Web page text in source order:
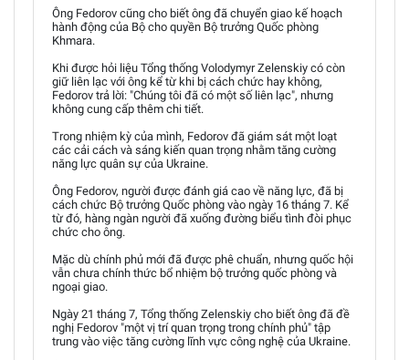
Ông Fedorov cũng cho biết ông đã chuyển giao kế hoạch
hành động của Bộ cho quyền Bộ trưởng Quốc phòng
Khmara.
Khi được hỏi liệu Tổng thống Volodymyr Zelenskiy có còn
giữ liên lạc với ông kể từ khi bị cách chức hay không,
Fedorov trả lời: "Chúng tôi đã có một số liên lạc", nhưng
không cung cấp thêm chi tiết.
Trong nhiệm kỳ của mình, Fedorov đã giám sát một loạt
các cải cách và sáng kiến quan trọng nhằm tăng cường
năng lực quân sự của Ukraine.
Ông Fedorov, người được đánh giá cao về năng lực, đã bị
cách chức Bộ trưởng Quốc phòng vào ngày 16 tháng 7. Kể
từ đó, hàng ngàn người đã xuống đường biểu tình đòi phục
chức cho ông.
Mặc dù chính phủ mới đã được phê chuẩn, nhưng quốc hội
vẫn chưa chính thức bổ nhiệm bộ trưởng quốc phòng và
ngoại giao.
Ngày 21 tháng 7, Tổng thống Zelenskiy cho biết ông đã đề
nghị Fedorov "một vị trí quan trọng trong chính phủ" tập
trung vào việc tăng cường lĩnh vực công nghệ của Ukraine.